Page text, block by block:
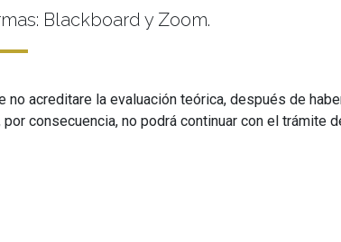
Blackboard y Zoom.
acreditare la evaluación teórica, después de
consecuencia, no podrá continuar con el trámite